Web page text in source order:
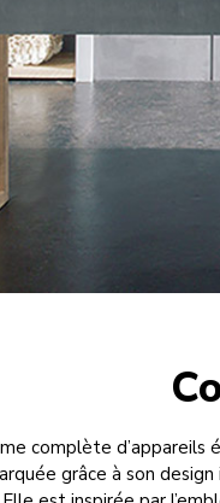
complète d’appareils
grâce à son